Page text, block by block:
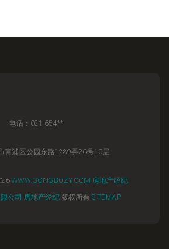
电话：021-654**
青浦区公园东路1289弄26号10层
WWW.GONGBOZY.COM 房地产经纪
公司 房地产经纪 版权所有 SITEMAP